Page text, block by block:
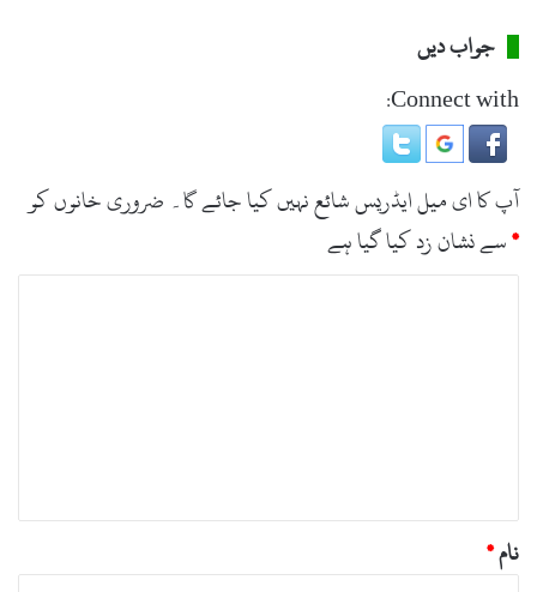
جواب دیں
Connect with:
آپ کا ای میل ایڈریس شائع نہیں کیا جائے گا۔ ضروری خانوں کو
*سے نشان زد کیا گیا ہے
نام*